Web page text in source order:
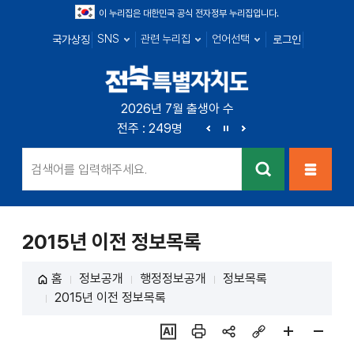
전북특별자치
도
2026년 7월 출생아 수
전주 : 249명 군산 : 89명
이 누리집은 대한민국 공식 전자정부 누리집입니다.
국가상징 SNS 관련 누리집 언어선택 로그인
2015년 이전 정보목록
홈 정보공개 행정정보공개
정보목록
2015년 이전 정보목록